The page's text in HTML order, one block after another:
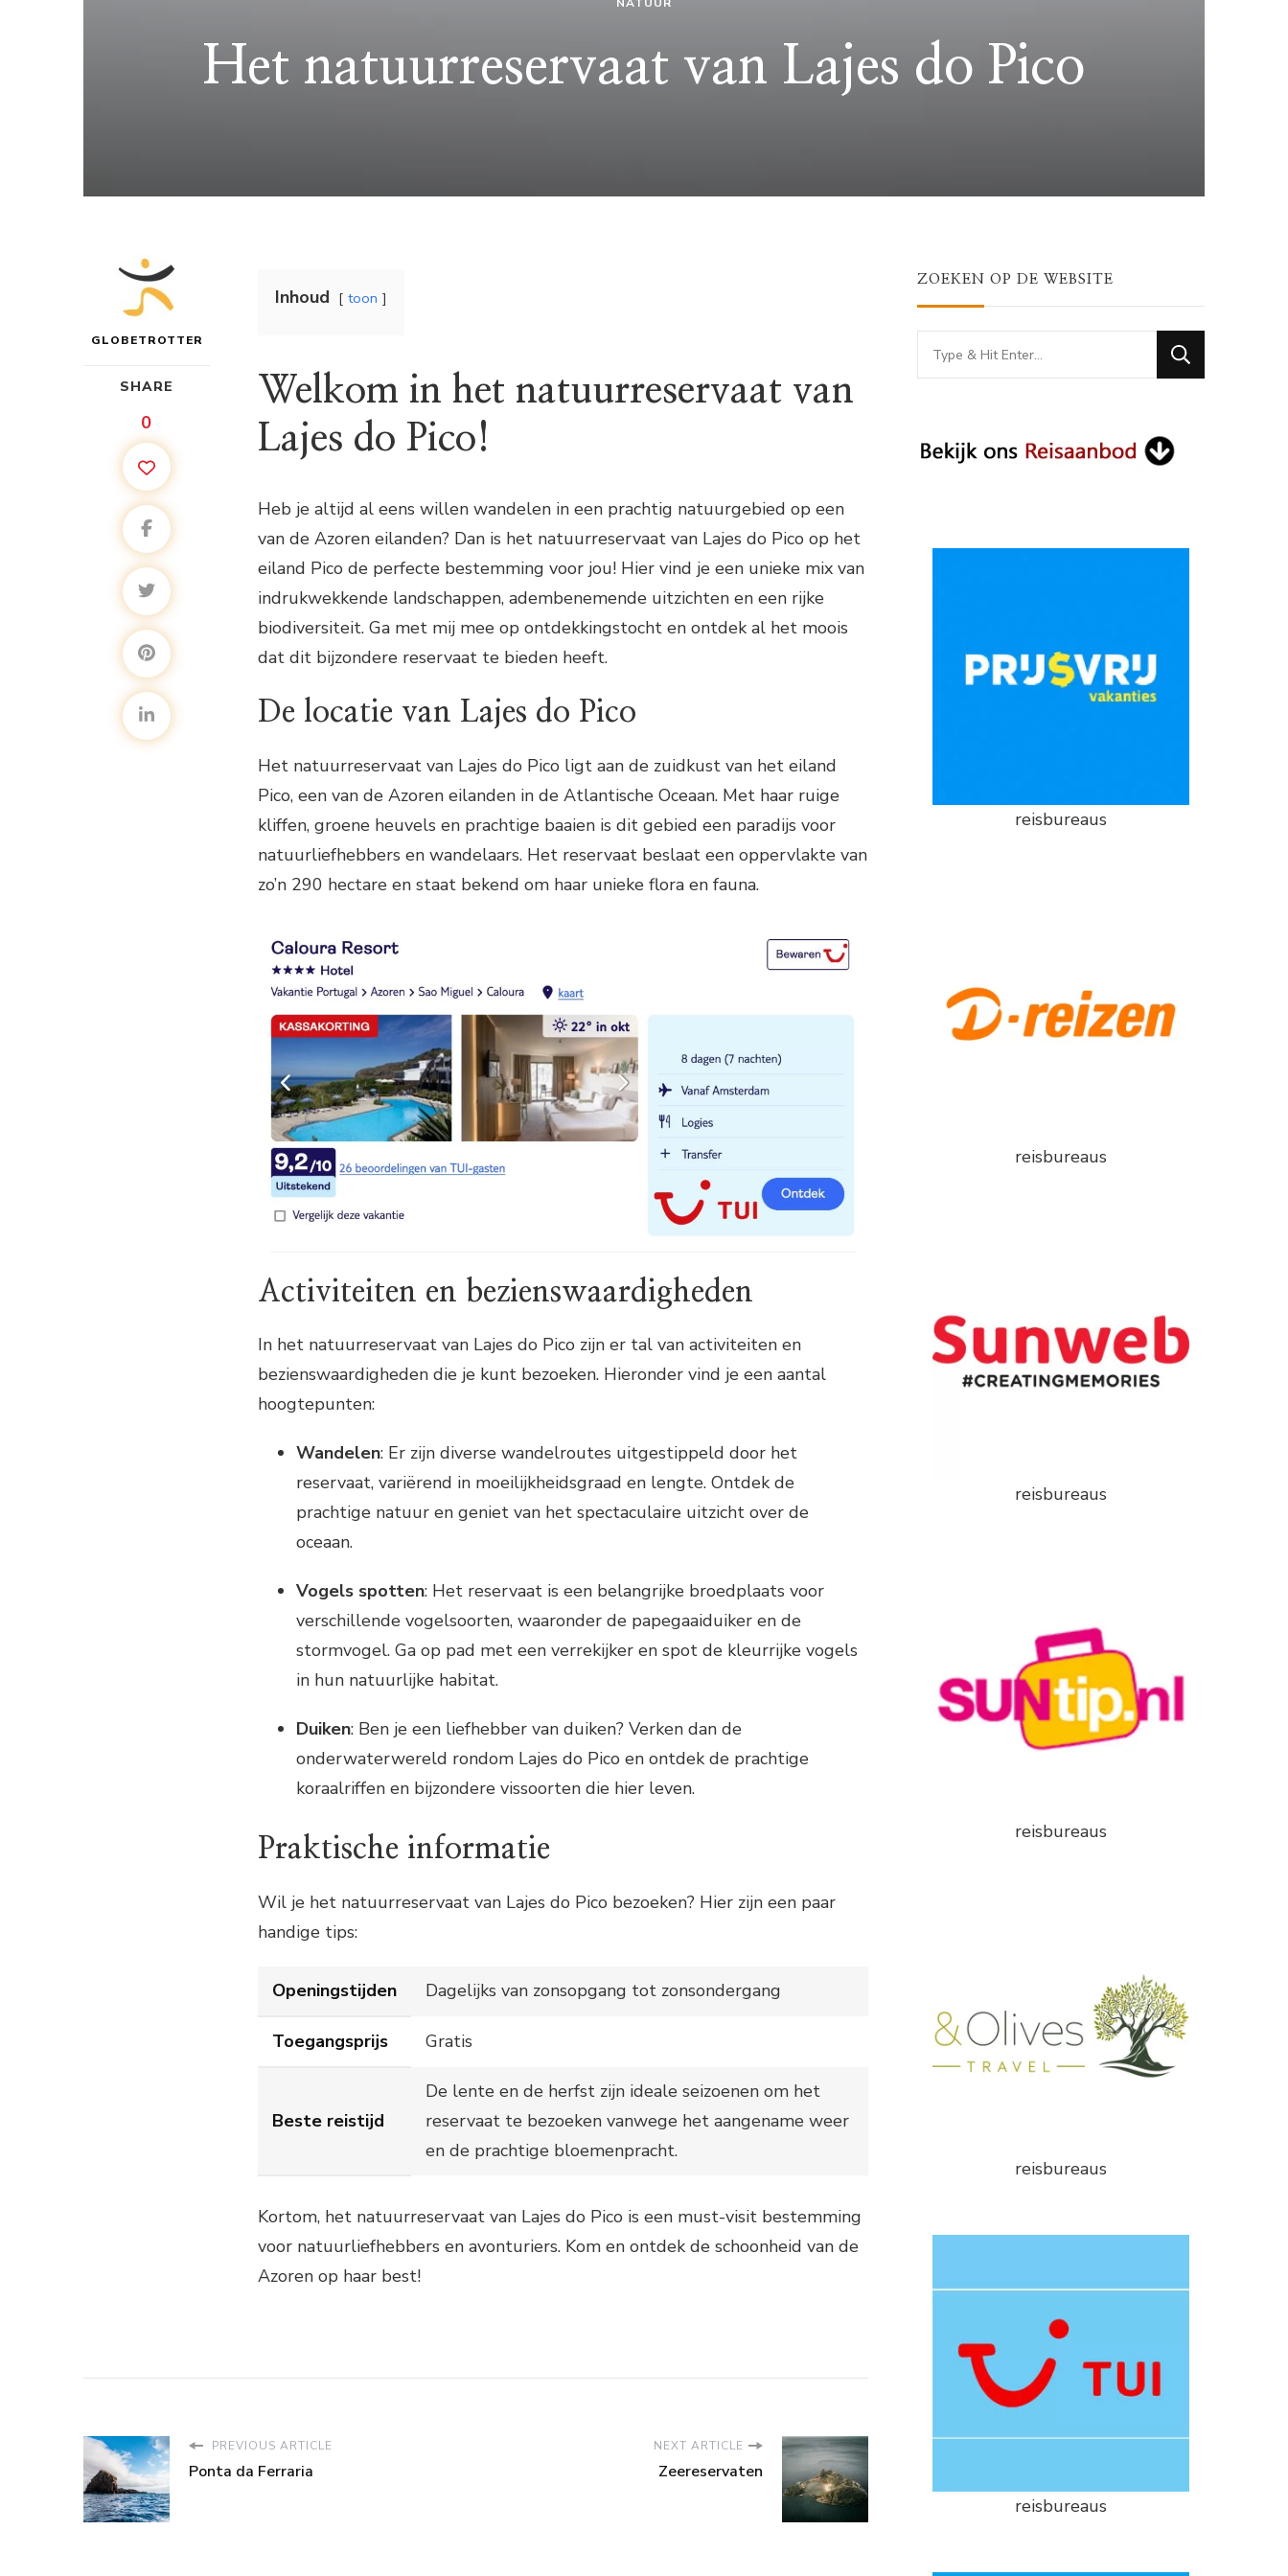
Het natuurreservaat van Lajes do Pico
GLOBETROTTER
SHARE
0
Inhoud toon
Welkom in het natuurreservaat van
Lajes do Pico!
Heb je altijd al eens willen wandelen in een prachtig natuurgebied op een
van de Azoren eilanden? Dan is het natuurreservaat van Lajes do Pico op het
eiland Pico de perfecte bestemming voor jou! Hier vind je een unieke mix van
indrukwekkende landschappen, adembenemende uitzichten en een rijke
biodiversiteit. Ga met mij mee op ontdekkingstocht en ontdek al het moois
dat dit bijzondere reservaat te bieden heeft.
De locatie van Lajes do Pico
Het natuurreservaat van Lajes do Pico ligt aan de zuidkust van het eiland
Pico, een van de Azoren eilanden in de Atlantische Oceaan. Met haar ruige
kliffen, groene heuvels en prachtige baaien is dit gebied een paradijs voor
natuurliefhebbers en wandelaars. Het reservaat beslaat een oppervlakte van
zo’n 290 hectare en staat bekend om haar unieke flora en fauna.
Activiteiten en bezienswaardigheden
In het natuurreservaat van Lajes do Pico zijn er tal van activiteiten en
bezienswaardigheden die je kunt bezoeken. Hieronder vind je een aantal
hoogtepunten:
Wandelen: Er zijn diverse wandelroutes uitgestippeld door het
reservaat, variërend in moeilijkheidsgraad en lengte. Ontdek de
prachtige natuur en geniet van het spectaculaire uitzicht over de
oceaan.
Vogels spotten: Het reservaat is een belangrijke broedplaats voor
verschillende vogelsoorten, waaronder de papegaaiduiker en de
stormvogel. Ga op pad met een verrekijker en spot de kleurrijke vogels
in hun natuurlijke habitat.
Duiken: Ben je een liefhebber van duiken? Verken dan de
onderwaterwereld rondom Lajes do Pico en ontdek de prachtige
koraalriffen en bijzondere vissoorten die hier leven.
Praktische informatie
Wil je het natuurreservaat van Lajes do Pico bezoeken? Hier zijn een paar
handige tips:
Openingstijden Dagelijks van zonsopgang tot zonsondergang
Toegangsprijs Gratis
Beste reistijd
De lente en de herfst zijn ideale seizoenen om het
reservaat te bezoeken vanwege het aangename weer
en de prachtige bloemenpracht.
Kortom, het natuurreservaat van Lajes do Pico is een must-visit bestemming
voor natuurliefhebbers en avonturiers. Kom en ontdek de schoonheid van de
Azoren op haar best!
PREVIOUS ARTICLE
Ponta da Ferraria
NEXT ARTICLE
Zeereservaten
ZOEKEN OP DE WEBSITE
Looking
for
reisbureaus
reisbureaus
reisbureaus
reisbureaus
reisbureaus
reisbureaus